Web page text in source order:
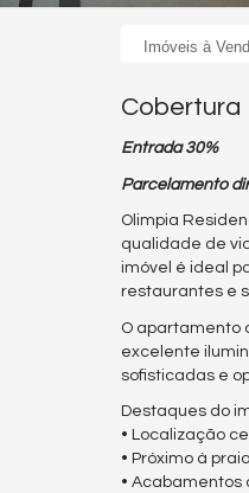
Imóveis à
Cobertura
Entrada 30%
Parcelamento
Olimpia
qualidade de
imóvel é ideal
restaurantes e
O apartamento
excelente
sofisticadas e
Destaques do
• Localização
• Próximo à
• Acabamentos